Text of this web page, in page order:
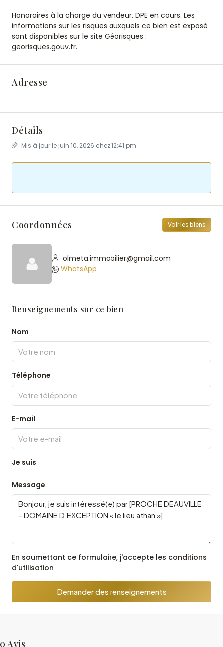
Honoraires à la charge du vendeur. DPE en cours. Les
informations sur les risques auxquels ce bien est exposé
sont disponibles sur le site Géorisques :
georisques.gouv.fr.
Adresse
Détails
Mis à jour le juin 10, 2026 chez 12:41 pm
Coordonnées Voir les biens
olmeta.immobilier@gmail.com
WhatsApp
Renseignements sur ce bien
Nom
Téléphone
E-mail
Je suis
Message
En soumettant ce formulaire, j'accepte les conditions
d'utilisation
Demander des renseignements
0 Avis